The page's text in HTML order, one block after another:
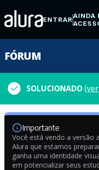
ENTRARAINDA
FÓRUM
SOLUCIONADO
Importante
Você está vendo a versão
Alura que estamos
ganha uma identidade
em potencializar seus